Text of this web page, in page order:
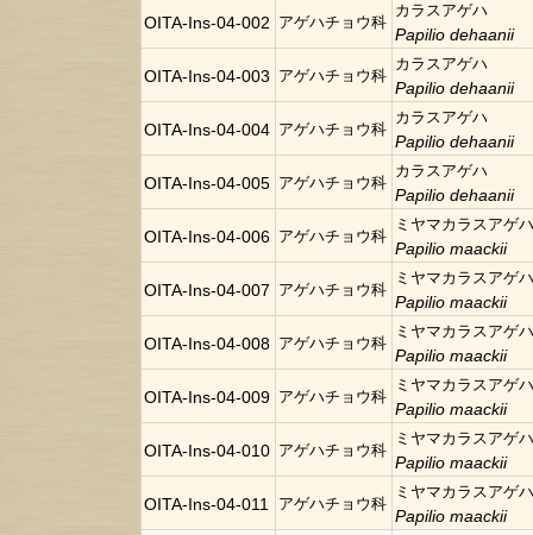
OITA-Ins-04-002 アゲハチョウ科
カラスアゲハ
Papilio dehaanii
OITA-Ins-04-003 アゲハチョウ科
カラスアゲハ
Papilio dehaanii
OITA-Ins-04-004 アゲハチョウ科
カラスアゲハ
Papilio dehaanii
OITA-Ins-04-005 アゲハチョウ科
カラスアゲハ
Papilio dehaanii
OITA-Ins-04-006 アゲハチョウ科
ミヤマカラスアゲ
Papilio maackii
OITA-Ins-04-007 アゲハチョウ科
ミヤマカラスアゲ
Papilio maackii
OITA-Ins-04-008 アゲハチョウ科
ミヤマカラスアゲ
Papilio maackii
OITA-Ins-04-009 アゲハチョウ科
ミヤマカラスアゲ
Papilio maackii
OITA-Ins-04-010 アゲハチョウ科
ミヤマカラスアゲ
Papilio maackii
OITA-Ins-04-011 アゲハチョウ科
ミヤマカラスアゲ
Papilio maackii